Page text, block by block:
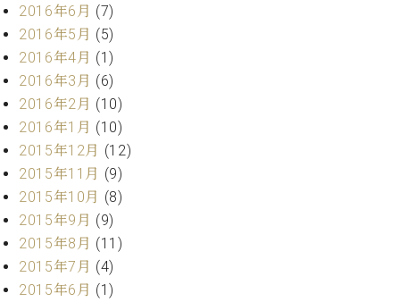
ィ
シ
ョ
ン
W.
ホ
フ
マ
ン
ヴ
ィ
ジ
ョ
ン
ス
タ
ッ
フ
ご
拶
技
術
者
紹
介
展示
情報
【ユ
2016年6月 (7)
2016年5月 (5)
2016年4月 (1)
2016年3月 (6)
2016年2月 (10)
2016年1月 (10)
2015年12月 (12)
2015年11月 (9)
2015年10月 (8)
2015年9月 (9)
2015年8月 (11)
2015年7月 (4)
2015年6月 (1)